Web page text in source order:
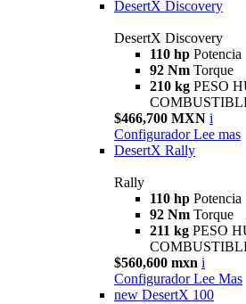
DesertX Discovery
DesertX Discovery
110 hp Potencia
92 Nm Torque
210 kg PESO
$466,700 MXN i
Configurador Lee mas
DesertX Rally
Rally
110 hp Potencia
92 Nm Torque
211 kg PESO
$560,600 mxn i
Configurador Lee Mas
new DesertX 100